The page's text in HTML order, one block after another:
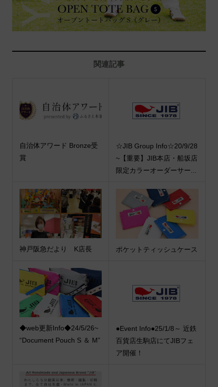
関連記事
自治体アワード Bronze受
賞
☆JIB Group Info☆20/9/28
~【重要】JIB本店・船坂店
限定カラーオーダーサー...
神戸阪急だより K店長 ポケットティッシュケース
◆web更新Info◆24/5/26~
“Document Pouch S ＆ M”
●Event Info●25/1/8～ 近鉄
百貨店生駒店にてJIBフェ
ア開催！